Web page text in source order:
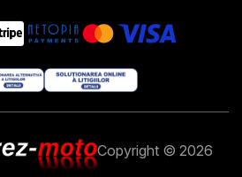
Copyright © 2026